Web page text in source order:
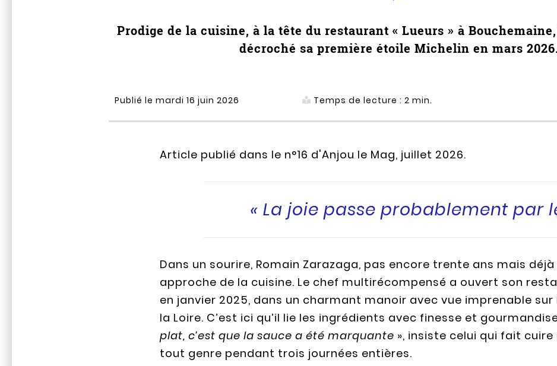
Prodige de la cuisine, à la tête du restaurant « Lueurs » à
décroché sa première étoile Michelin en mars
Publié le mardi 16 juin 2026 Temps de lecture :2 min.
Article publié dans le n°16 d'Anjou le Mag, juillet 2026.
« La joie passe probablement par
Dans un sourire, Romain Zarazaga, pas encore trente ans mais
approche de la cuisine. Le chef multirécompensé a ouvert son
en janvier 2025, dans un charmant manoir avec vue imprenable
la Loire. C’est ici qu’il lie les ingrédients avec finesse et
plat, c’est que la sauce a été marquante », insiste celui qui fait
tout genre pendant trois journées entières.